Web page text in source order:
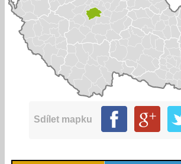
Sdílet mapku